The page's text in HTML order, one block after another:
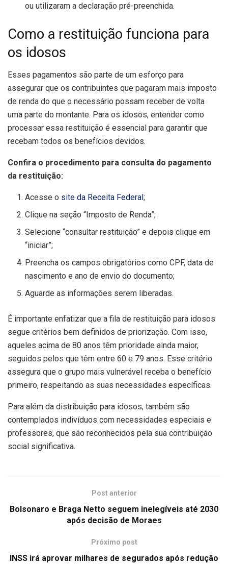
ou utilizaram a declaração pré-preenchida.
Como a restituição funciona para
os idosos
Esses pagamentos são parte de um esforço para
assegurar que os contribuintes que pagaram mais imposto
de renda do que o necessário possam receber de volta
uma parte do montante. Para os idosos, entender como
processar essa restituição é essencial para garantir que
recebam todos os benefícios devidos.
Confira o procedimento para consulta do pagamento
da restituição:
Acesse o site da Receita Federal;
Clique na seção “Imposto de Renda”;
Selecione “consultar restituição” e depois clique em
“iniciar”;
Preencha os campos obrigatórios como CPF, data de
nascimento e ano de envio do documento;
Aguarde as informações serem liberadas.
É importante enfatizar que a fila de restituição para idosos
segue critérios bem definidos de priorização. Com isso,
aqueles acima de 80 anos têm prioridade ainda maior,
seguidos pelos que têm entre 60 e 79 anos. Esse critério
assegura que o grupo mais vulnerável receba o benefício
primeiro, respeitando as suas necessidades específicas.
Para além da distribuição para idosos, também são
contemplados indivíduos com necessidades especiais e
professores, que são reconhecidos pela sua contribuição
social significativa.
Post anterior
Bolsonaro e Braga Netto seguem inelegíveis até 2030
após decisão de Moraes
Próximo post
INSS irá aprovar milhares de segurados após redução